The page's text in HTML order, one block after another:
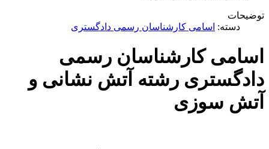
توضیحات
دسته: اسامی کارشناسان رسمی دادگستری
اسامی کارشناسان رسمی
دادگستری رشته آتش نشانی و
آتش سوزی